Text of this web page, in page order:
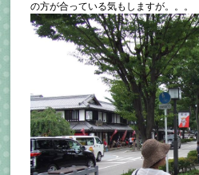
の方が合っている気もしますが。。。